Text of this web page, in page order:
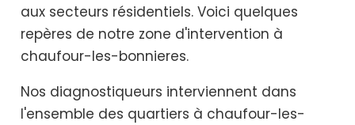
aux secteurs résidentiels. Voici quelques
repères de notre zone d'intervention à
chaufour-les-bonnieres.
Nos diagnostiqueurs interviennent dans
l'ensemble des quartiers à chaufour-les-